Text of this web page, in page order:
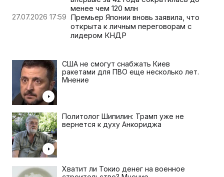
менее чем 120 млн
27.07.2026 17:59 Премьер Японии вновь заявила, что
открыта к личным переговорам с
лидером КНДР
США не смогут снабжать Киев
ракетами для ПВО еще несколько лет.
Мнение
Политолог Шипилин: Трамп уже не
вернется к духу Анкориджа
Хватит ли Токио денег на военное